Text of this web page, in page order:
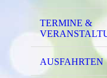
TERMINE &
AUSFAHRTEN